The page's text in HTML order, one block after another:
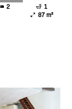
2
1
87 m²